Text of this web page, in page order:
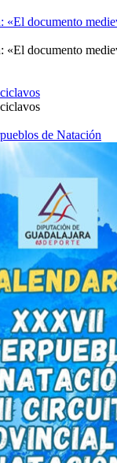
«El documento
«El documento
de Natación